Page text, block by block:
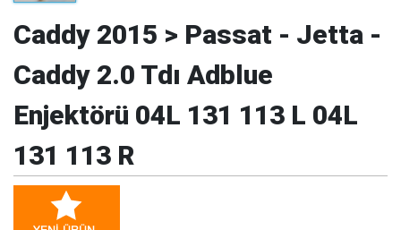
Caddy 2015 > Passat - Jetta -
Caddy 2.0 Tdı Adblue
Enjektörü 04L 131 113 L 04L
131 113 R